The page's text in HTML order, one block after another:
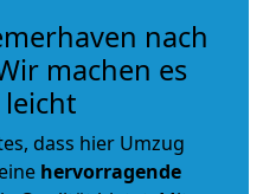
nach
machen es
dass hier Umzug
hervorragende